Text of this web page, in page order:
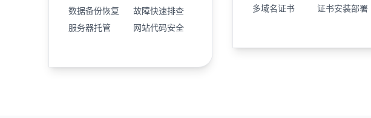
数据备份恢复
故障快速排查
服务器托管
网站代码安全
多域名证书
证书安装部署